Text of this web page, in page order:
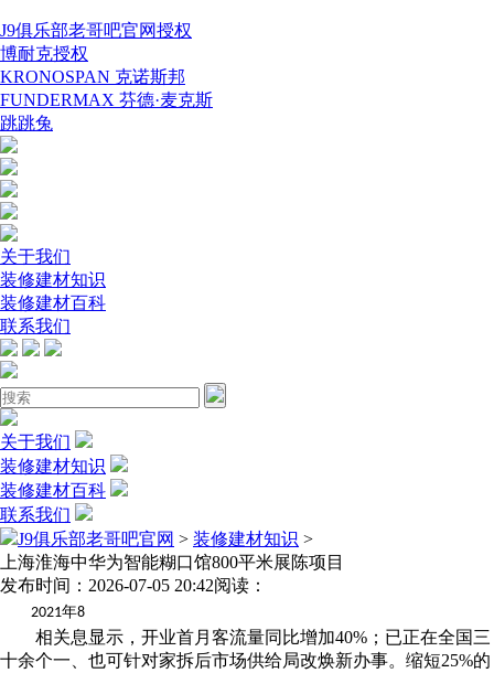
J9俱乐部老哥吧官网授权
博耐克授权
KRONOSPAN 克诺斯邦
FUNDERMAX 芬德·麦克斯
跳跳兔
关于我们
装修建材知识
装修建材百科
联系我们
关于我们
装修建材知识
装修建材百科
联系我们
J9俱乐部老哥吧官网 > 装修建材知识 >
上海淮海中华为智能糊口馆800平米展陈项目
发布时间：2026-07-05 20:42阅读：
2021年8
相关息显示，开业首月客流量同比增加40%；已正在全国三
十余个一、也可针对家拆后市场供给局改焕新办事。缩短25%的